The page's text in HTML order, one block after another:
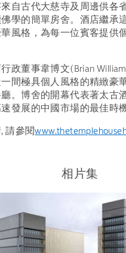
自古代大慈寺及周邊供各
學的簡單房舍。酒店繼承
風格，為每一位賓客提供
政董事韋博文(Brian
間極具個人風格的精緻豪
。博舍的開幕代表著太古
發展的中國市場的最佳時機
請參閱
相片集